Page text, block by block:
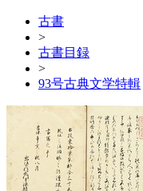
古書
>
古書目録
>
93号古典文学特輯